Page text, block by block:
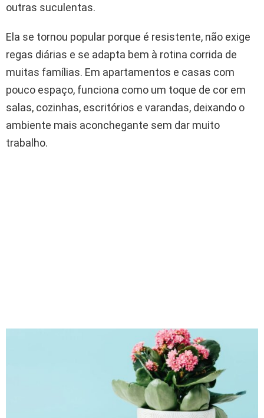
outras suculentas.
Ela se tornou popular porque é resistente, não exige
regas diárias e se adapta bem à rotina corrida de
muitas famílias. Em apartamentos e casas com
pouco espaço, funciona como um toque de cor em
salas, cozinhas, escritórios e varandas, deixando o
ambiente mais aconchegante sem dar muito
trabalho.